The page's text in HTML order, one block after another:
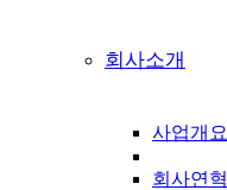
회사소개
사업개요
회사연혁